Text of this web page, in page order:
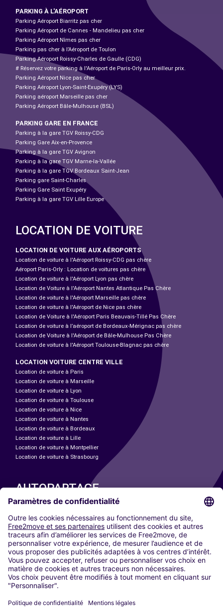
PARKING À L'AÉROPORT
Parking Aéroport Biarritz pas cher
Parking Aéroport de Cannes - Mandelieu pas cher
Parking Aéroport Nîmes pas cher
Parking pas cher à l’Aéroport de Toulon
Parking Aéroport Roissy-Charles de Gaulle (CDG)
# Réservez votre parking à l'Aéroport de Paris-Orly au meilleur prix.
Parking Aéroport Nice pas cher
Parking Aéroport Lyon-Saint-Exupéry (LYS)
Parking aéroport Marseille pas cher
Parking Aéroport Bâle-Mulhouse (BSL)
PARKING GARE EN FRANCE
Parking à la gare TGV Roissy-CDG
Parking Gare Aix-en-Provence
Parking à la gare TGV Avignon
Parking à la gare TGV Marne-la-Vallée
Parking à la gare TGV Bordeaux Saint-Jean
Parking gare Saint-Charles
Parking Gare Saint Exupéry
Parking à la gare TGV Lille Europe
LOCATION DE VOITURE
LOCATION DE VOITURE AUX AÉROPORTS
Location de voiture à l'Aéroport Roissy-CDG pas chère
Aéroport Paris-Orly : Location de voitures pas chère
Location de voiture à l'Aéroport Lyon pas chère
Location de Voiture à l'Aéroport Nantes Atlantique Pas Chère
Location de voiture à l'Aéroport Marseille pas chère
Location de voiture à l'Aéroport de Nice pas chère
Location de Voiture à l'Aéroport Paris Beauvais-Tillé Pas Chère
Location de voiture à l’aéroport de Bordeaux-Mérignac pas chère
Location de Voiture à l'Aéroport de Bâle-Mulhouse Pas Chère
Location de voiture à l'Aéroport Toulouse-Blagnac pas chère
LOCATION VOITURE CENTRE VILLE
Location de voiture à Paris
Location de voiture à Marseille
Location de voiture à Lyon
Location de voiture à Toulouse
Location de voiture à Nice
Location de voiture à Nantes
Location de voiture à Bordeaux
Location de voiture à Lille
Location de voiture à Montpellier
Location de voiture à Strasbourg
AUTOPARTAGE
Paris
Madrid
Washington DC
Milan
Rome
Turin
Vienne
Berlin
Düsseldorf